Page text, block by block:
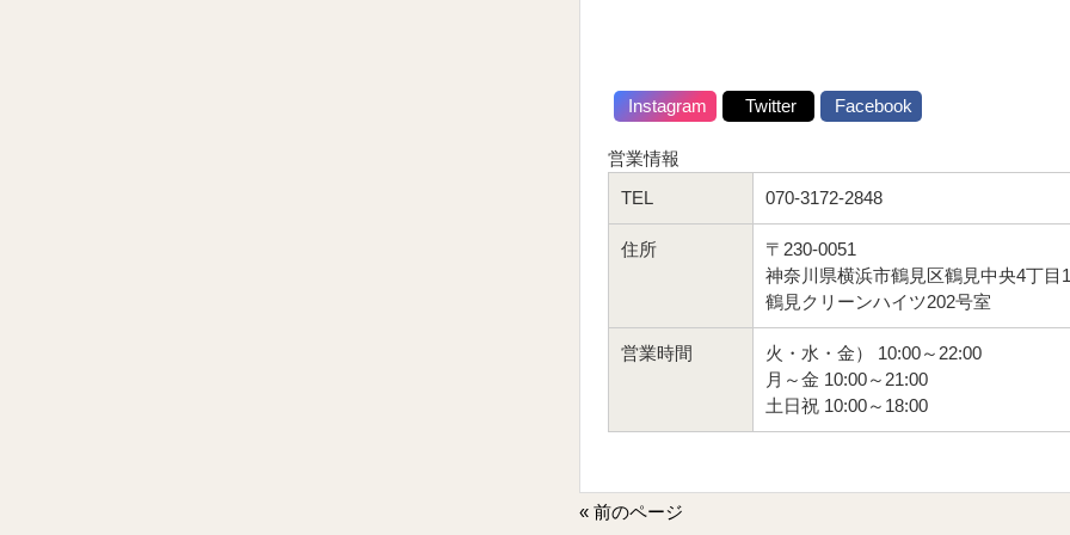
Instagram Twitter Facebook
営業情報
TEL
070-3172-2848
住所
〒230-0051
神奈川県横浜市鶴見区鶴見中央4丁目
鶴見クリーンハイツ202号室
営業時間
火・水・金） 10:00～22:00
月～金 10:00～21:00
土日祝 10:00～18:00
« 前のページ